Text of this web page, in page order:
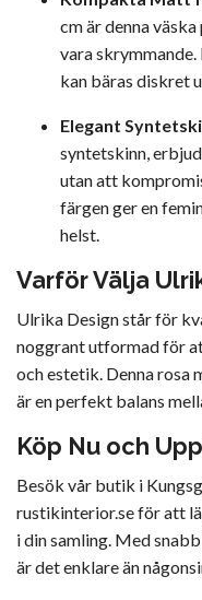
cm är denna
vara skrymmande.
kan bäras diskret
Elegant
syntetskinn,
utan att
färgen ger en
helst.
Varför Välja
Ulrika Design står för
noggrant utformad för
och estetik. Denna rosa
är en perfekt balans
Köp Nu och
Besök vår butik i
rustikinterior.seför att
i din samling. Med
är det enklare än